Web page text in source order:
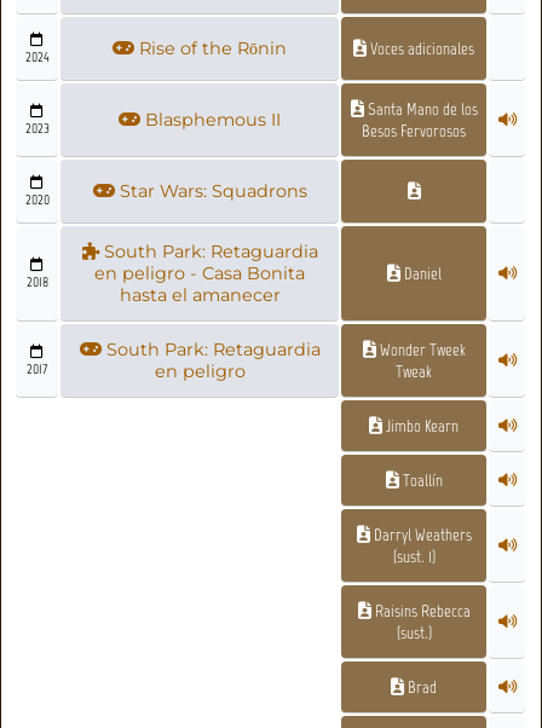
2024 Rise of the Rōnin Voces adicionales
2023 Blasphemous II
Santa Mano de los
Besos Fervorosos
2020 Star Wars: Squadrons
2018
South Park: Retaguardia
en peligro - Casa Bonita
hasta el amanecer
Daniel
2017
South Park: Retaguardia
en peligro
Wonder Tweek
Tweak
Jimbo Kearn
Toallín
Darryl Weathers
(sust. 1)
Raisins Rebecca
(sust.)
Brad